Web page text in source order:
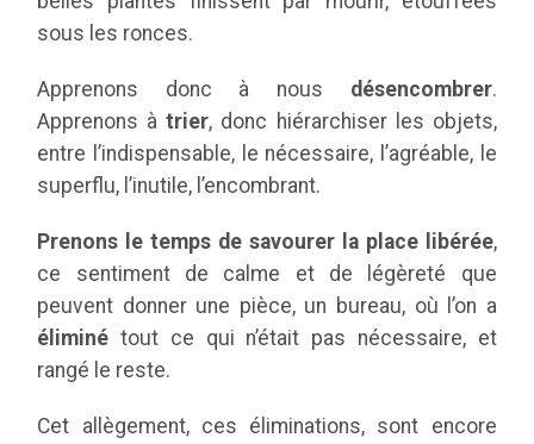
sous les ronces.
Apprenons donc à nous désencombrer.
Apprenons à trier, donc hiérarchiser les objets,
entre l’indispensable, le nécessaire, l’agréable, le
superflu, l’inutile, l’encombrant.
Prenons le temps de savourer la place libérée,
ce sentiment de calme et de légèreté que
peuvent donner une pièce, un bureau, où l’on a
éliminé tout ce qui n’était pas nécessaire, et
rangé le reste.
Cet allègement, ces éliminations, sont encore